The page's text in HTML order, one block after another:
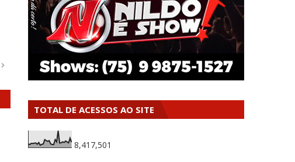
TOTAL DE ACESSOS AO SITE
8,417,501